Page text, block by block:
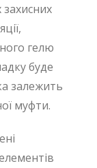
захисних
гелю
буде
залежить
муфти.